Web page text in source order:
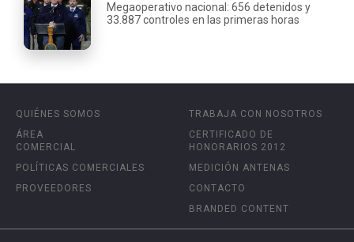
Megaoperativo nacional: 656 detenidos y
33.887 controles en las primeras horas
QUIÉNES SOMOS
ÁREA
COMERCIAL
POLÍTICAS COMERCIALES
PROVEEDORES
TRABAJA CON NOSOTROS
CERTIFICADO DE
HONORARIOS 2012
MEDICIÓN ANTENAS
CONTACTO
BRANDED CONTENT